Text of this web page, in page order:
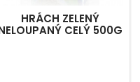
HRÁCH ZELENÝ
CELÝ 500G